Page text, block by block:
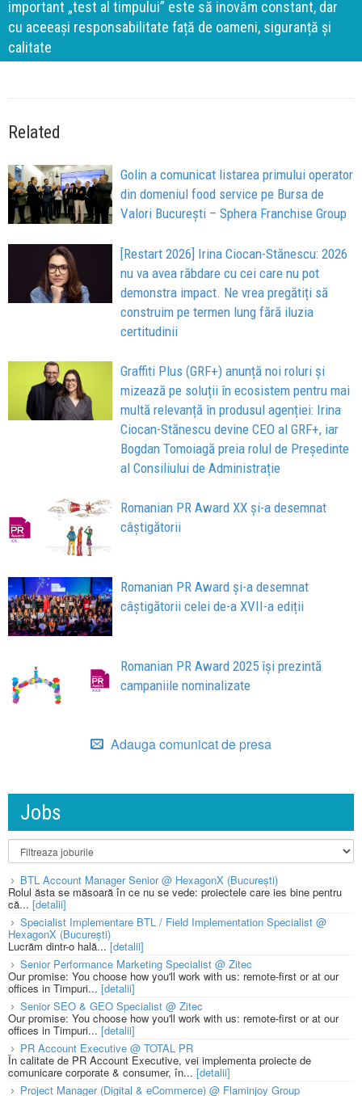
important „test al timpului” este să inovăm constant, dar
cu aceeași responsabilitate față de oameni, siguranță și
calitate
Related
Golin a comunicat listarea primului operator
din domeniul food service pe Bursa de
Valori București – Sphera Franchise Group
[Restart 2026] Irina Ciocan-Stănescu: 2026
nu va avea răbdare cu cei care nu pot
demonstra impact. Ne vrea pregătiți să
construim pe termen lung fără iluzia
certitudinii
Graffiti Plus (GRF+) anunță noi roluri și
mizează pe soluții în ecosistem pentru mai
multă relevanță în produsul agenției: Irina
Ciocan-Stănescu devine CEO al GRF+, iar
Bogdan Tomoiagă preia rolul de Președinte
al Consiliului de Administrație
Romanian PR Award XX și-a desemnat
câștigătorii
Romanian PR Award și-a desemnat
câștigătorii celei de-a XVII-a ediții
Romanian PR Award 2025 își prezintă
campaniile nominalizate
Adauga comunicat de presa
Jobs
BTL Account Manager Senior @ HexagonX (București)
Rolul ăsta se măsoară în ce nu se vede: proiectele care ies bine pentru
că... [detalii]
Specialist Implementare BTL / Field Implementation Specialist @
HexagonX (București)
Lucrăm dintr-o hală...[detalii]
Senior Performance Marketing Specialist @ Zitec
Our promise: You choose how you'll work with us: remote-first or at our
offices in Timpuri... [detalii]
Senior SEO & GEO Specialist @ Zitec
Our promise: You choose how you'll work with us: remote-first or at our
offices in Timpuri... [detalii]
PR Account Executive @ TOTAL PR
În calitate de PR Account Executive, vei implementa proiecte de
comunicare corporate & consumer, în... [detalii]
Project Manager (Digital & eCommerce) @ Flaminjoy Group